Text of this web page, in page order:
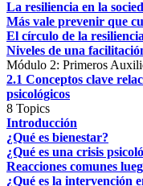
La resiliencia en la
Más vale prevenir que
El círculo de la
Niveles de una
Módulo 2: Primeros
2.1 Conceptos clave
psicológicos
8 Topics
Introducción
¿Qué es bienestar?
¿Qué es una crisis
Reacciones comunes
¿Qué es la intervención